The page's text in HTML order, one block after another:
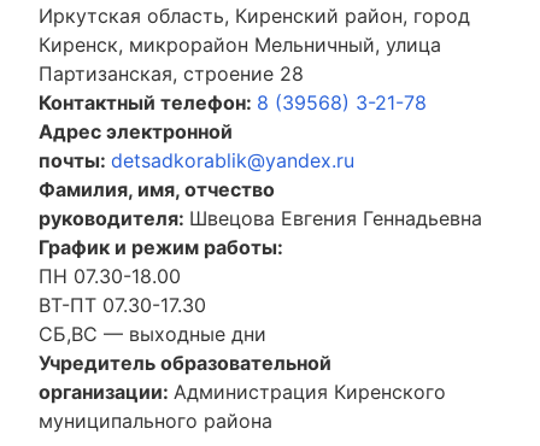
Иркутская область, Киренский район, город
Киренск, микрорайон Мельничный, улица
Партизанская, строение 28
Контактный телефон: 8 (39568) 3-21-78
Адрес электронной
почты: detsadkorablik@yandex.ru
Фамилия, имя, отчество
руководителя: Швецова Евгения Геннадьевна
График и режим работы:
ПН 07.30-18.00
ВТ-ПТ 07.30-17.30
СБ,ВС — выходные дни
Учредитель образовательной
организации: Администрация Киренского
муниципального района